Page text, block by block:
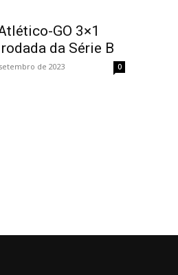
GO 3×1
da Série B
de 2023 0